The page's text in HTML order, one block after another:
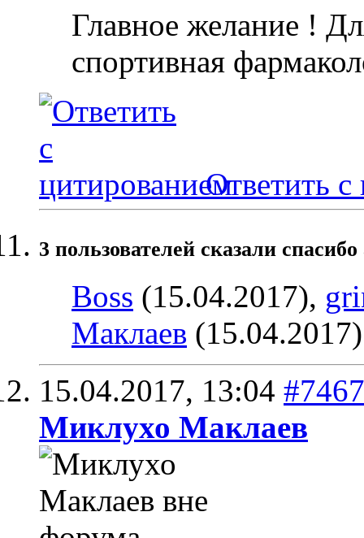
Главное желание !
спортивная
Ответить с
3 пользователей сказали
Boss (15.04.2017),
Маклаев (15.04.2017)
15.04.2017, 13:04 #7467
Миклухо Маклаев